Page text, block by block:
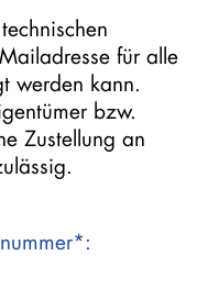
für alle
werden kann.
bzw.
Zustellung an